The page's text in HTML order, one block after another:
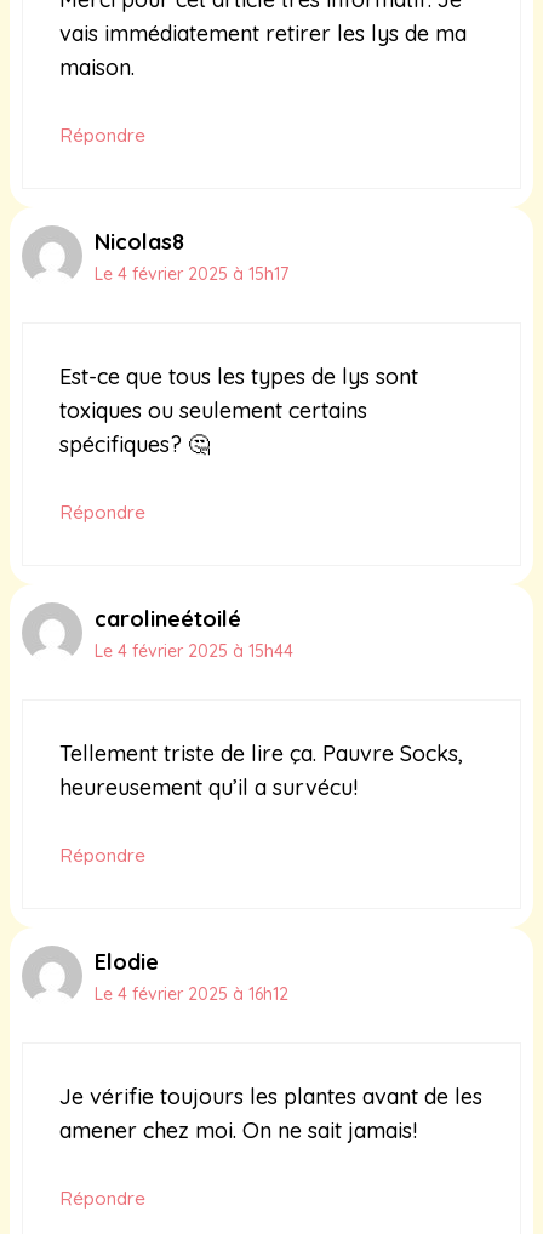
vais immédiatement retirer les lys de ma
maison.
Répondre
Nicolas8
Le 4 février 2025 à 15h17
Est-ce que tous les types de lys sont
toxiques ou seulement certains
spécifiques? 🤔
Répondre
carolineétoilé
Le 4 février 2025 à 15h44
Tellement triste de lire ça. Pauvre Socks,
heureusement qu’il a survécu!
Répondre
Elodie
Le 4 février 2025 à 16h12
Je vérifie toujours les plantes avant de les
amener chez moi. On ne sait jamais!
Répondre